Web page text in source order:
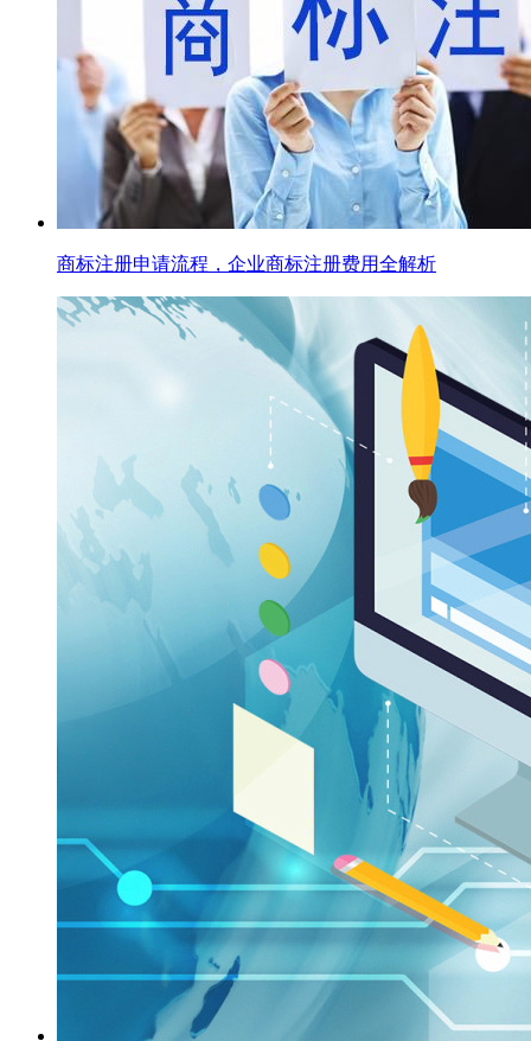
商标注册申请流程，企业商标注册费用全解析